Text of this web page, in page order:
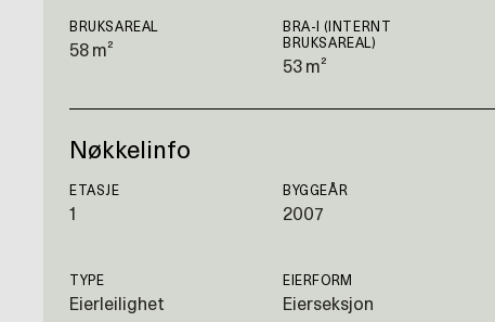
BRUKSAREAL
58 m²
BRA-I (INTERNT
BRUKSAREAL)
53 m²
Nøkkelinfo
ETASJE
1
BYGGEÅR
2007
TYPE
Eierleilighet
EIERFORM
Eierseksjon